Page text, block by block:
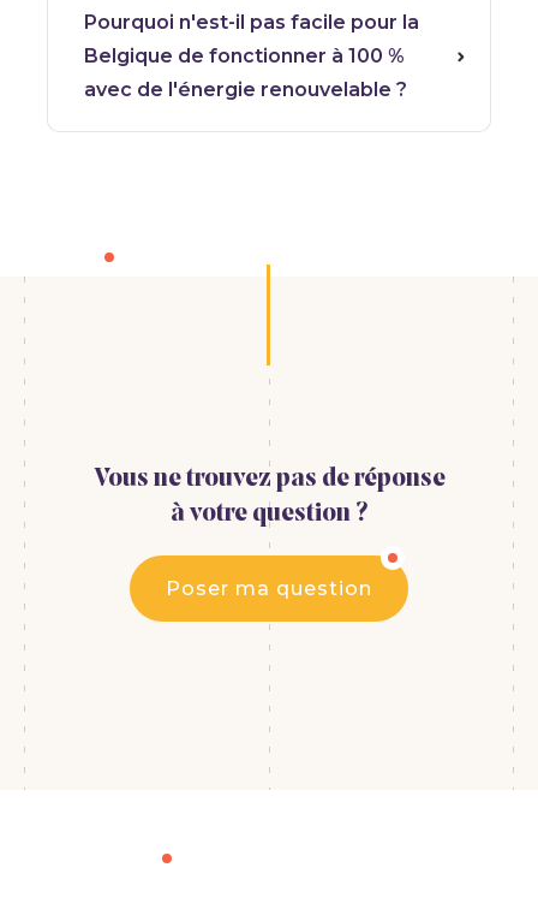
Pourquoi n'est-il pas facile pour la
Belgique de fonctionner à 100 %
avec de l'énergie renouvelable ?
Vous ne trouvez pas de réponse
à votre question ?
Poser ma question